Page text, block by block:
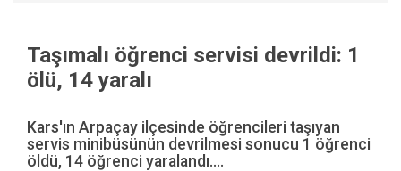
Taşımalı öğrenci servisi devrildi: 1
ölü, 14 yaralı
Kars'ın Arpaçay ilçesinde öğrencileri taşıyan
servis minibüsünün devrilmesi sonucu 1 öğrenci
öldü, 14 öğrenci yaralandı....